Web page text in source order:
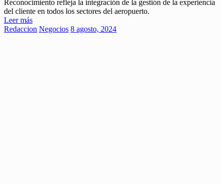
Reconocimiento refleja la integración de la gestión de la experiencia
del cliente en todos los sectores del aeropuerto.
Leer más
Redaccion Negocios 8 agosto, 2024